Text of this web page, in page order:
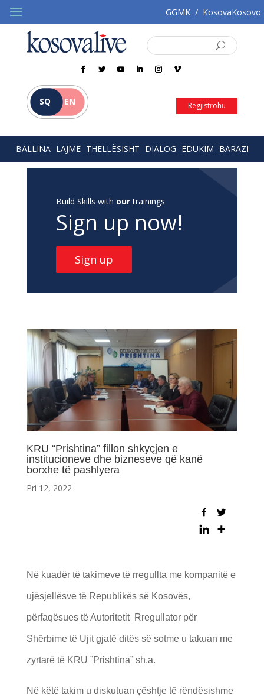
GGMK / KosovaKosovo
SQ EN Regjistrohu
BALLINA LAJME THELLËSISHT DIALOG EDUKIM BARAZI
Build Skills with ourtrainings
Sign up now!
Sign up
KRU “Prishtina” fillon shkyçjen e
institucioneve dhe bizneseve që kanë
borxhe të pashlyera
Pri 12, 2022
Në kuadër të takimeve të rregullta me kompanitë e
ujësjellësve të Republikës së Kosovës,
përfaqësues të Autoritetit Rregullator për
Shërbime të Ujit gjatë ditës së sotme u takuan me
zyrtarë të KRU ”Prishtina” sh.a.
Në këtë takim u diskutuan çështje të rëndësishme